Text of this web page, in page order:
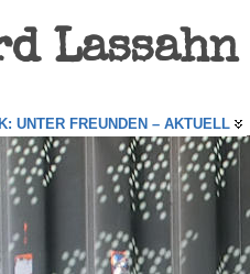
Lassahn
UNTER FREUNDEN – AKTUELL